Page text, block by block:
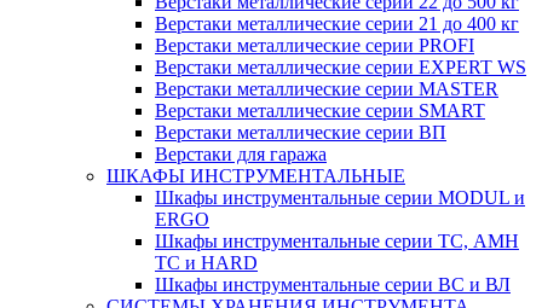
Верстаки металлические серии 21 до 400 кг
Верстаки металлические серии PROFI
Верстаки металлические серии EXPERT WS
Верстаки металлические серии MASTER
Верстаки металлические серии SMART
Верстаки металлические серии ВП
Верстаки для гаража
ШКАФЫ ИНСТРУМЕНТАЛЬНЫЕ
Шкафы инструментальные серии MODUL и
ERGO
Шкафы инструментальные серии ТС, АМН
ТС и HARD
Шкафы инструментальные серии ВС и ВЛ